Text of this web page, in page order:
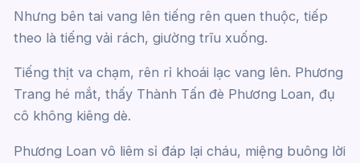
Nhưng bên tai vang lên tiếng rên quen thuộc, tiếp
theo là tiếng vải rách, giường trĩu xuống.
Tiếng thịt va chạm, rên rỉ khoái lạc vang lên. Phương
Trang hé mắt, thấy Thành Tấn đè Phương Loan, đụ
cô không kiêng dè.
Phương Loan vô liêm sỉ đáp lại cháu, miệng buông lời